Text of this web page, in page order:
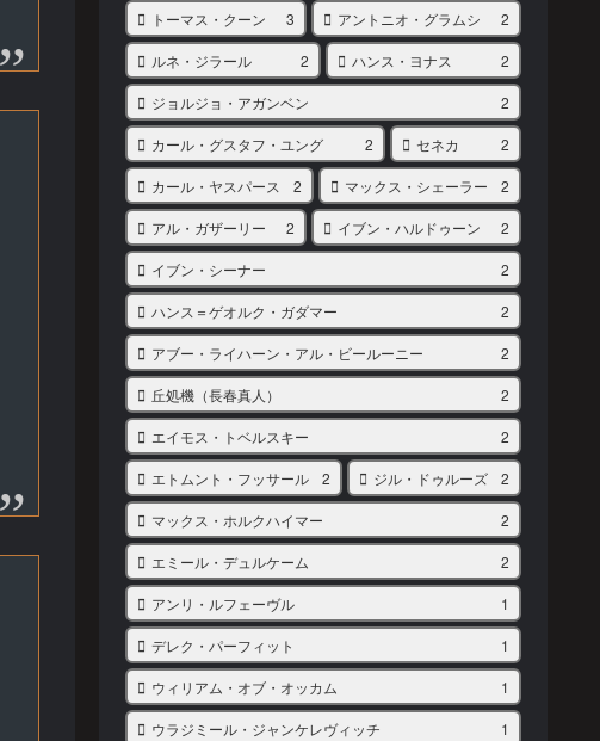
トーマス・クーン 3 アントニオ・グラムシ 2
ルネ・ジラール 2 ハンス・ヨナス 2
ジョルジョ・アガンベン 2
カール・グスタフ・ユング 2 セネカ 2
カール・ヤスパース 2 マックス・シェーラー 2
アル・ガザーリー 2 イブン・ハルドゥーン 2
イブン・シーナー 2
ハンス＝ゲオルク・ガダマー 2
アブー・ライハーン・アル・ビールーニー 2
丘処機（長春真人） 2
エイモス・トベルスキー 2
エトムント・フッサール 2 ジル・ドゥルーズ 2
マックス・ホルクハイマー 2
エミール・デュルケーム 2
アンリ・ルフェーヴル 1
デレク・パーフィット 1
ウィリアム・オブ・オッカム 1
ウラジミール・ジャンケレヴィッチ 1